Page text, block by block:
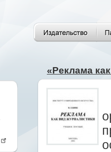
«Реклама